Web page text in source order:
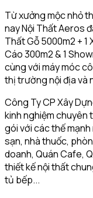
Từ xưởng mộc nhỏ
nay Nội Thất Aeros
Thất Gỗ 5000m2 + 1
Cáo 300m2 & 1
cùng với máy móc
thị trường nội địa và
Công Ty CP Xây
kinh nghiệm chuyên
gói với các thế
sạn, nhà thuốc,
doanh, Quán Cafe,
thiết kế nội thất
tủ bếp...